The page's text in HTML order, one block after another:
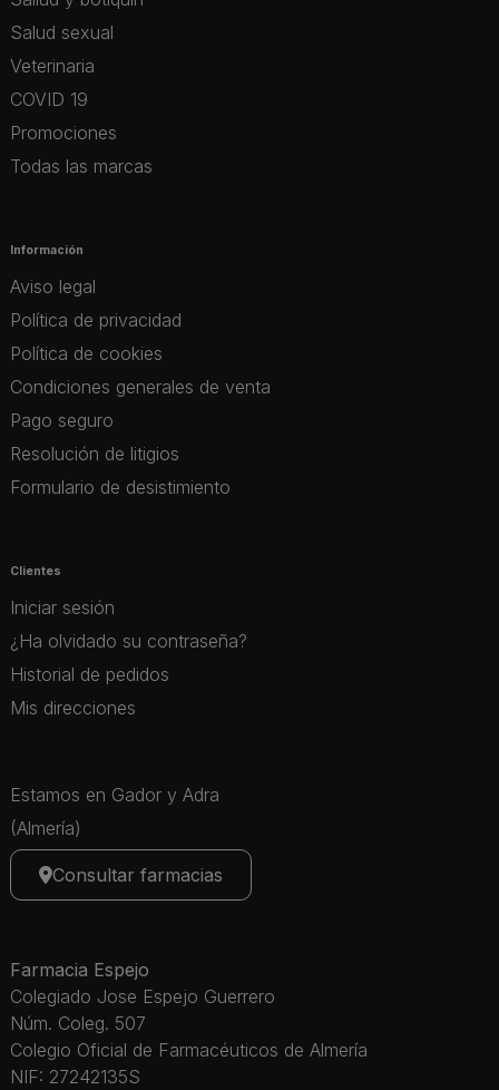
Salud sexual
Veterinaria
COVID 19
Promociones
Todas las marcas
Información
Aviso legal
Política de privacidad
Política de cookies
Condiciones generales de venta
Pago seguro
Resolución de litigios
Formulario de desistimiento
Clientes
Iniciar sesión
¿Ha olvidado su contraseña?
Historial de pedidos
Mis direcciones
Estamos en Gador y Adra
(Almería)
Consultar farmacias
Farmacia Espejo
Colegiado Jose Espejo Guerrero
Núm. Coleg. 507
Colegio Oficial de Farmacéuticos de Almería
NIF: 27242135S